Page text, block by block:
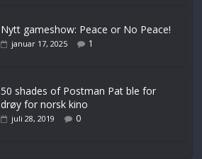
Nytt gameshow: Peace or No Peace!
januar 17, 2025 1
50 shades of Postman Pat ble for
drøy for norsk kino
juli 28, 2019 0